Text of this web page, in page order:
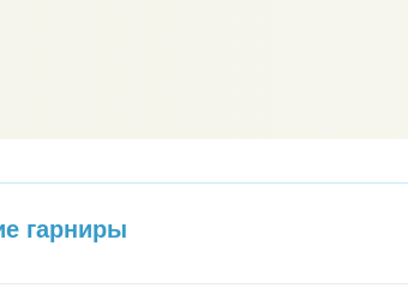
гарниры